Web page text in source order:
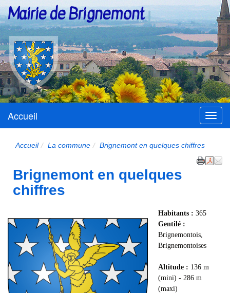
Mairie de Brignemont
Menu
Accueil
Accueil La commune Brignemont en quelques chiffres
Brignemont en quelques
chiffres
Habitants : 365
Gentilé :
Brignemontois,
Brignemontoises
Altitude : 136 m
(mini) - 286 m
(maxi)